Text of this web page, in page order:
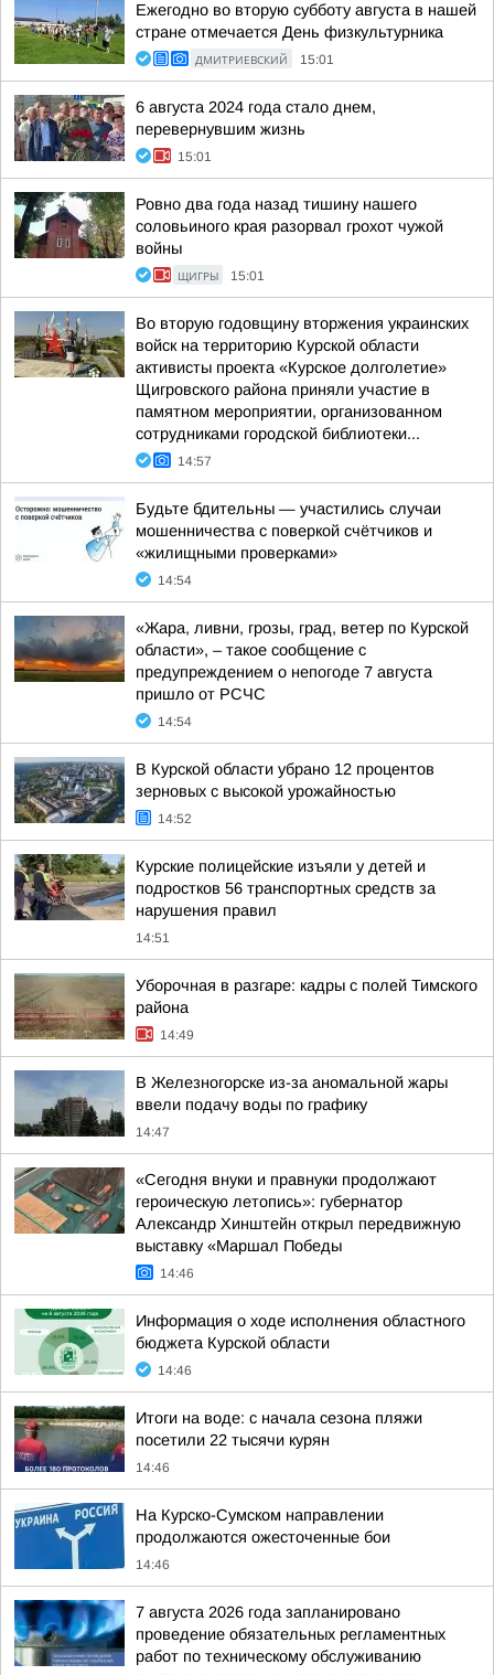
Ежегодно во вторую субботу августа в нашей
стране отмечается День физкультурника
ДМИТРИЕВСКИЙ 15:01
6 августа 2024 года стало днем,
перевернувшим жизнь
15:01
Ровно два года назад тишину нашего
соловьиного края разорвал грохот чужой
войны
ЩИГРЫ 15:01
Во вторую годовщину вторжения украинских
войск на территорию Курской области
активисты проекта «Курское долголетие»
Щигровского района приняли участие в
памятном мероприятии, организованном
сотрудниками городской библиотеки...
14:57
Будьте бдительны — участились случаи
мошенничества с поверкой счётчиков и
«жилищными проверками»
14:54
«Жара, ливни, грозы, град, ветер по Курской
области», – такое сообщение с
предупреждением о непогоде 7 августа
пришло от РСЧС
14:54
В Курской области убрано 12 процентов
зерновых с высокой урожайностью
14:52
Курские полицейские изъяли у детей и
подростков 56 транспортных средств за
нарушения правил
14:51
Уборочная в разгаре: кадры с полей Тимского
района
14:49
В Железногорске из-за аномальной жары
ввели подачу воды по графику
14:47
«Сегодня внуки и правнуки продолжают
героическую летопись»: губернатор
Александр Хинштейн открыл передвижную
выставку «Маршал Победы
14:46
Информация о ходе исполнения областного
бюджета Курской области
14:46
Итоги на воде: с начала сезона пляжи
посетили 22 тысячи курян
14:46
На Курско-Сумском направлении
продолжаются ожесточенные бои
14:46
7 августа 2026 года запланировано
проведение обязательных регламентных
работ по техническому обслуживанию